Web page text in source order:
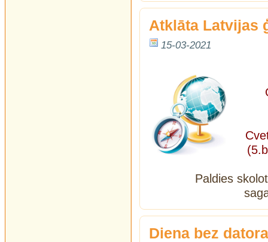
Аtklāta Latvijas
15-03-2021
Paldies
Diena bez datora